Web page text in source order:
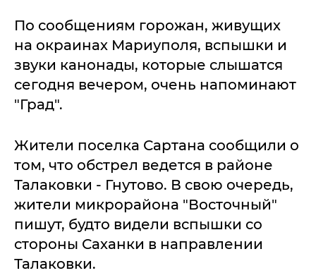
По сообщениям горожан, живущих
на окраинах Мариуполя, вспышки и
звуки канонады, которые слышатся
сегодня вечером, очень напоминают
"Град".
Жители поселка Сартана сообщили о
том, что обстрел ведется в районе
Талаковки - Гнутово. В свою очередь,
жители микрорайона "Восточный"
пишут, будто видели вспышки со
стороны Саханки в направлении
Талаковки.